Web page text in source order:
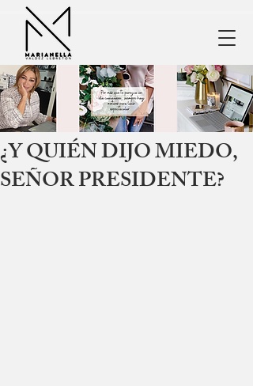
¿Y QUIÉN DIJO MIEDO,
SEÑOR PRESIDENTE?